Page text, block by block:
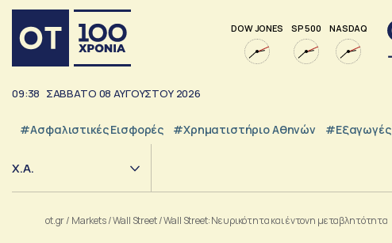
DOW JONES SP 500 NASDAQ
09:38 ΣΑΒΒΑΤΟ 08 ΑΥΓΟΥΣΤΟΥ 2026
#Ασφαλιστικές Εισφορές #Χρηματιστήριο Αθηνών #εξαγωγές
Χ.Α.
ot.gr/ Markets/Wall Street/Wall Street: Νευρικότητα και έντονη μεταβλητότητα